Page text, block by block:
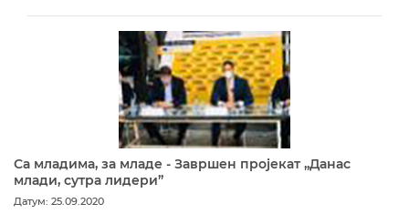
Са младима, за младе - Завршен пројекат „Данас
млади, сутра лидери”
Датум: 25.09.2020